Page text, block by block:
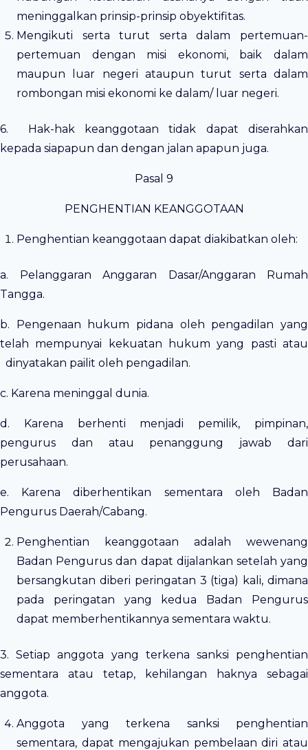
meninggalkan prinsip-prinsip obyektifitas.
Mengikuti serta turut serta dalam pertemuan-
pertemuan dengan misi ekonomi, baik dalam
maupun luar negeri ataupun turut serta dalam
rombongan misi ekonomi ke dalam/ luar negeri.
6. Hak-hak keanggotaan tidak dapat diserahkan
kepada siapapun dan dengan jalan apapun juga.
Pasal 9
PENGHENTIAN KEANGGOTAAN
Penghentian keanggotaan dapat diakibatkan oleh:
a. Pelanggaran Anggaran Dasar/Anggaran Rumah
Tangga.
b. Pengenaan hukum pidana oleh pengadilan yang
telah mempunyai kekuatan hukum yang pasti atau
dinyatakan pailit oleh pengadilan.
c. Karena meninggal dunia.
d. Karena berhenti menjadi pemilik, pimpinan,
pengurus dan atau penanggung jawab dari
perusahaan.
e. Karena diberhentikan sementara oleh Badan
Pengurus Daerah/Cabang.
Penghentian keanggotaan adalah wewenang
Badan Pengurus dan dapat dijalankan setelah yang
bersangkutan diberi peringatan 3 (tiga) kali, dimana
pada peringatan yang kedua Badan Pengurus
dapat memberhentikannya sementara waktu.
3. Setiap anggota yang terkena sanksi penghentian
sementara atau tetap, kehilangan haknya sebagai
anggota.
Anggota yang terkena sanksi penghentian
sementara, dapat mengajukan pembelaan diri atau